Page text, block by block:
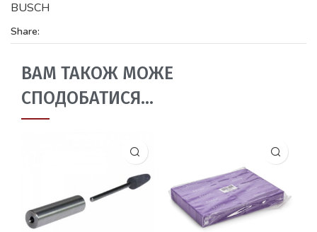
BUSCH
Share:
ВАМ ТАКОЖ МОЖЕ
СПОДОБАТИСЯ…